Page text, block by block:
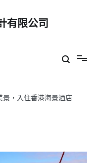
有限公司
景，入住香港海景酒店